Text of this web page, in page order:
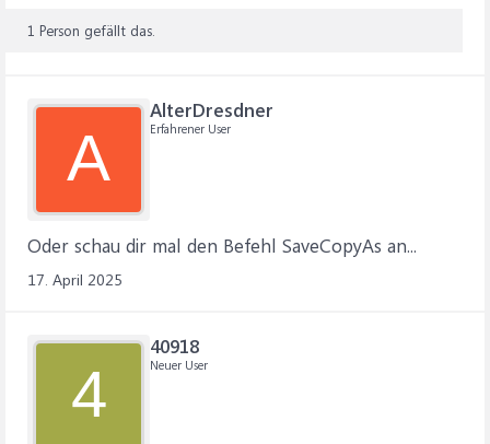
1 Person gefällt das.
A
AlterDresdner
Erfahrener User
Oder schau dir mal den Befehl SaveCopyAs an...
17. April 2025
4
40918
Neuer User